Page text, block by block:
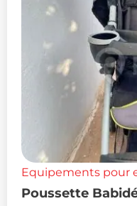
Equipements pour
Poussette